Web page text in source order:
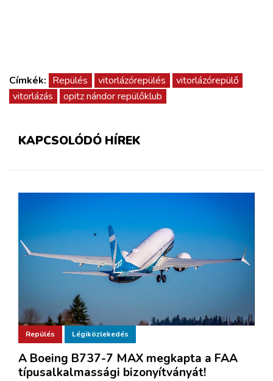
Címkék: Repülés vitorlázórepülés
vitorlázórepülő
vitorlázás
opitz nándor repülőklub
KAPCSOLÓDÓ HÍREK
Repülés Légiközlekedés
A Boeing B737-7 MAX megkapta a FAA
típusalkalmassági bizonyítványát!